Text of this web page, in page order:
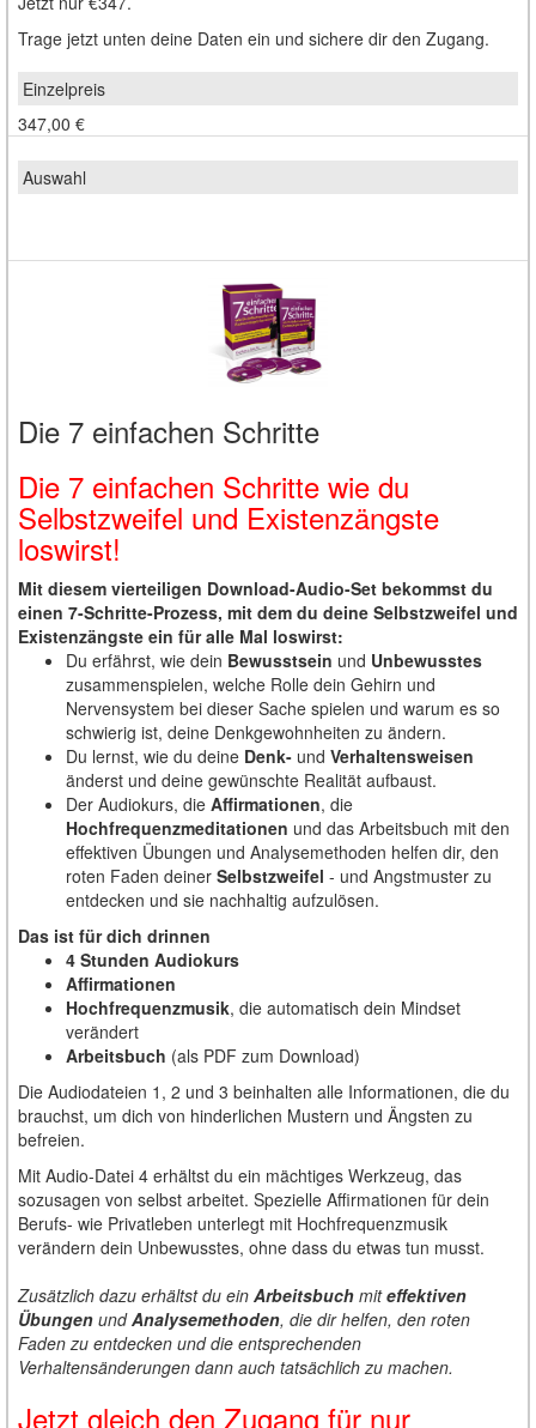
Trage jetzt unten deine Daten ein und sichere dir den Zugang.
347,00 €
Die 7 einfachen Schritte
Die 7 einfachen Schritte wie du
Selbstzweifel und Existenzängste
loswirst!
Mit diesem vierteiligen Download-Audio-Set bekommst du
einen 7-Schritte-Prozess, mit dem du deine Selbstzweifel und
Existenzängste ein für alle Mal loswirst:
Du erfährst, wie dein Bewusstsein und Unbewusstes
zusammenspielen, welche Rolle dein Gehirn und
Nervensystem bei dieser Sache spielen und warum es so
schwierig ist, deine Denkgewohnheiten zu ändern.
Du lernst, wie du deine Denk- und Verhaltensweisen
änderst und deine gewünschte Realität aufbaust.
Der Audiokurs, die Affirmationen, die
Hochfrequenzmeditationen und das Arbeitsbuch mit den
effektiven Übungen und Analysemethoden helfen dir, den
roten Faden deiner Selbstzweifel - und Angstmuster zu
entdecken und sie nachhaltig aufzulösen.
Das ist für dich drinnen
4 Stunden Audiokurs
Affirmationen
Hochfrequenzmusik, die automatisch dein Mindset
verändert
Arbeitsbuch (als PDF zum Download)
Die Audiodateien 1, 2 und 3 beinhalten alle Informationen, die du
brauchst, um dich von hinderlichen Mustern und Ängsten zu
befreien.
Mit Audio-Datei 4 erhältst du ein mächtiges Werkzeug, das
sozusagen von selbst arbeitet. Spezielle Affirmationen für dein
Berufs- wie Privatleben unterlegt mit Hochfrequenzmusik
verändern dein Unbewusstes, ohne dass du etwas tun musst.
Zusätzlich dazu erhältst du ein Arbeitsbuch miteffektiven
Übungen undAnalysemethoden, die dir helfen, den roten
Faden zu entdecken und die entsprechenden
Verhaltensänderungen dann auch tatsächlich zu machen.
Jetzt gleich den Zugang für nur